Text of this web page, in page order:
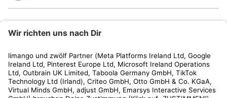
Kundenservice
Shop